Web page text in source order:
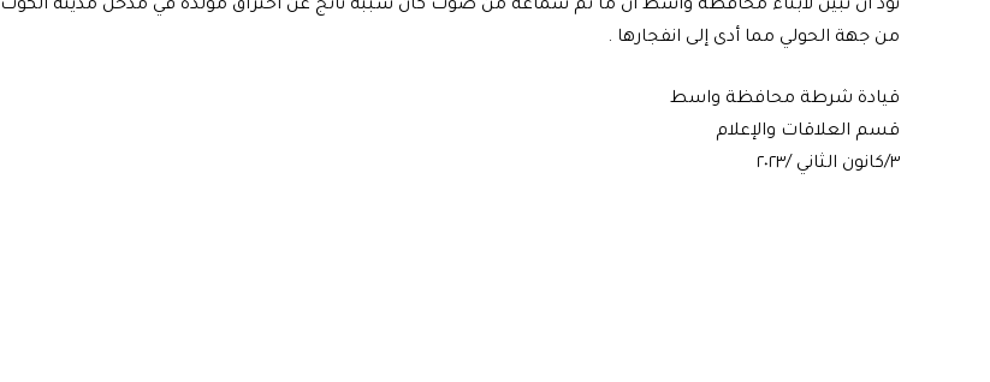
نود أن نبين لأبناء محافظة واسط أن ما تم سماعة من صوت كان سببه ناتج عن احتراق مولدة في مدخل مدينة الكوت
من جهة الحولي مما أدى إلى انفجارها .
قيادة شرطة محافظة واسط
قسم العلاقات والإعلام
٣/كانون الثاني /٢٠٢٣